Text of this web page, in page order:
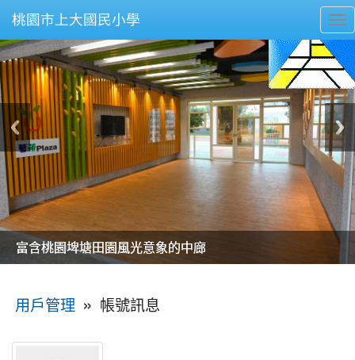
桃園市上大國民小學
美麗的操場是我們活力的來源
美麗的操場是我們活力的來源
煥然一新的小司令台
煥然一新的小司令台
富含桃園埤塘田園風光意象的中廊
富含桃園埤塘田園風光意象的中廊
嶄新的中庭廣場
嶄新的中庭廣場
水生池生生不息
水生池生生不息
用戶管理 » 帳號訊息